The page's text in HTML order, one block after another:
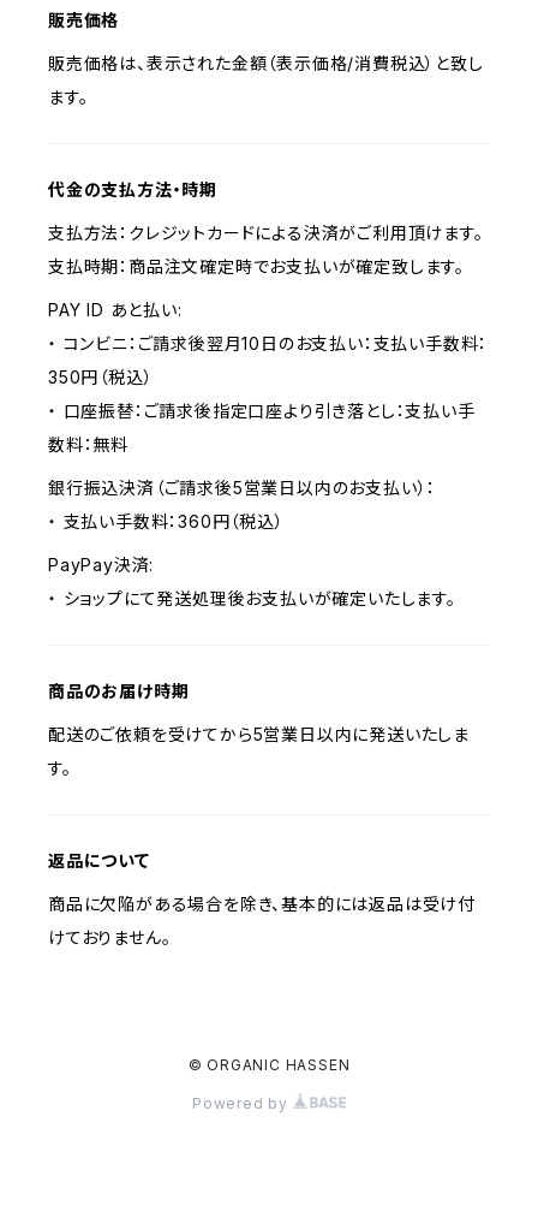
販売価格
販売価格は、表示された金額（表示価格/消費税込）と致し
ます。
代金の支払方法・時期
支払方法：クレジットカードによる決済がご利用頂けます。
支払時期：商品注文確定時でお支払いが確定致します。
PAY ID あと払い:
・ コンビニ：ご請求後翌月10日のお支払い：支払い手数料：
350円（税込）
・ 口座振替：ご請求後指定口座より引き落とし：支払い手
数料：無料
銀行振込決済（ご請求後5営業日以内のお支払い）：
・ 支払い手数料：360円（税込）
PayPay決済:
・ ショップにて発送処理後お支払いが確定いたします。
商品のお届け時期
配送のご依頼を受けてから5営業日以内に発送いたしま
す。
返品について
商品に欠陥がある場合を除き、基本的には返品は受け付
けておりません。
© ORGANIC HASSEN
Powered by